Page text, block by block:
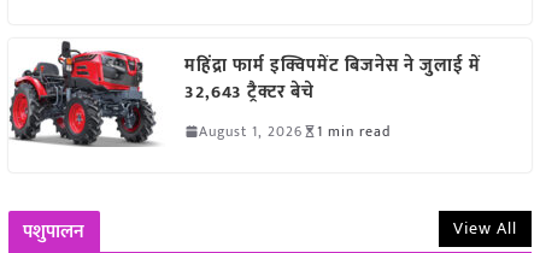
महिंद्रा फार्म इक्विपमेंट बिजनेस ने जुलाई में
32,643 ट्रैक्टर बेचे
August 1, 2026 1 min read
पशुपालन View All